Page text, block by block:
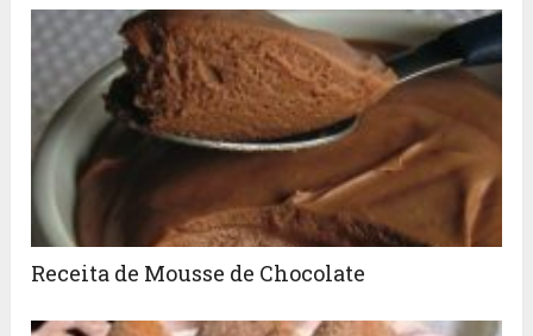
Receita de Mousse de Chocolate